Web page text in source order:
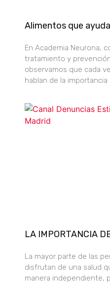
Alimentos que
En Academia Neurona,
tratamiento y
observamos que cada
hablan de la importancia
LA IMPORTANCIA
La mayor parte de las
disfrutan de una salud
manera independiente,